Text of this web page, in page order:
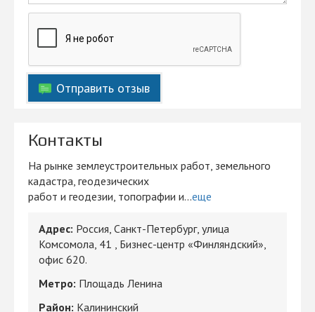
Отправить отзыв
Контакты
На рынке землеустроительных работ, земельного
кадастра, геодезических
работ и геодезии, топографии и...еще
Адрес: Россия, Санкт-Петербург, улица
Комсомола, 41 , Бизнес-центр «Финляндский»,
офис 620.
Метро: Площадь Ленина
Район: Калининский